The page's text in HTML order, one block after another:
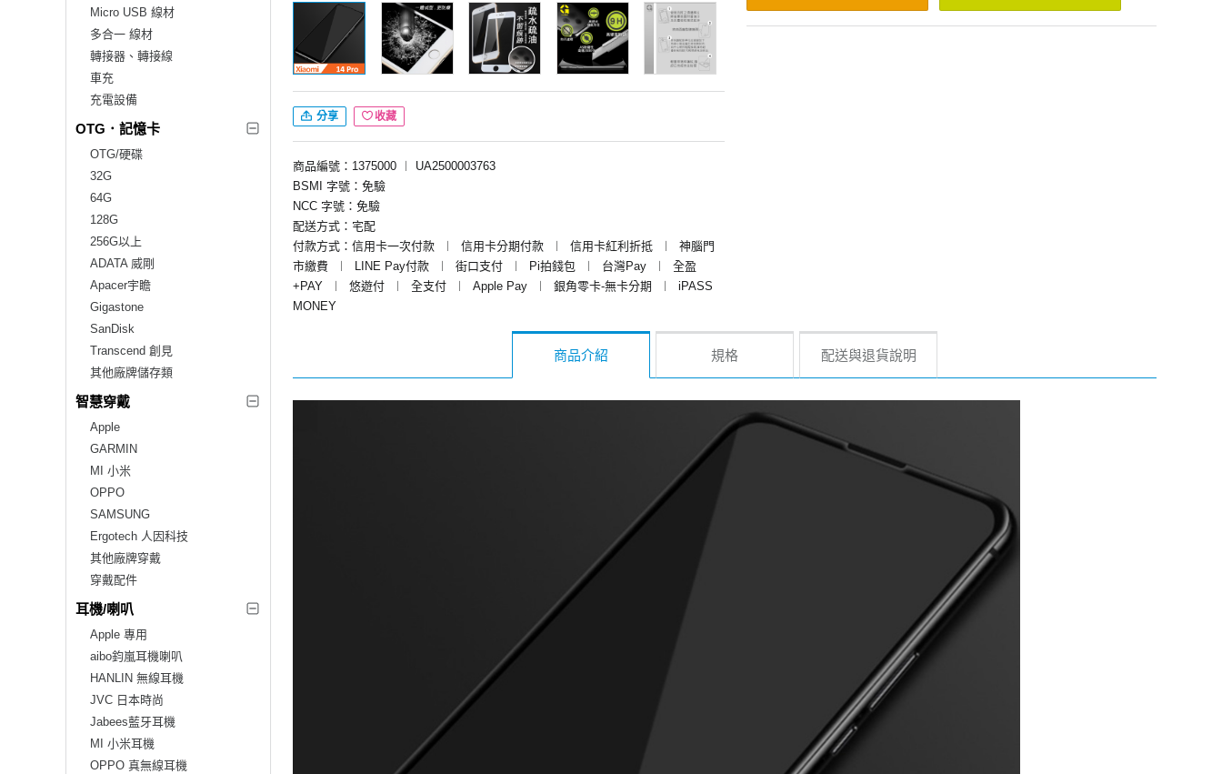
Micro USB 線材
多合一 線材
轉接器、轉接線
車充
充電設備
OTG．記憶卡
OTG/硬碟
32G
64G
128G
256G以上
ADATA 威剛
Apacer宇瞻
Gigastone
SanDisk
Transcend 創見
其他廠牌儲存類
智慧穿戴
Apple
GARMIN
MI 小米
OPPO
SAMSUNG
Ergotech 人因科技
其他廠牌穿戴
穿戴配件
耳機/喇叭
Apple 專用
aibo鈞嵐耳機喇叭
HANLIN 無線耳機
JVC 日本時尚
Jabees藍牙耳機
MI 小米耳機
OPPO 真無線耳機
分享 收藏
商品編號：1375000 ︱
UA2500003763
BSMI 字號：免驗
NCC 字號：免驗
配送方式：宅配
付款方式：信用卡一次付款
︱ 信用卡分期付款 ︱ 信用卡紅利折抵 ︱
神腦門
市繳費
︱ LINE Pay付款 ︱ 街口支付 ︱ Pi拍錢包 ︱ 台灣Pay ︱
全盈
+PAY
︱ 悠遊付 ︱ 全支付 ︱ Apple Pay ︱ 銀角零卡-無卡分期 ︱
iPASS
MONEY
商品介紹 規格 配送與退貨說明